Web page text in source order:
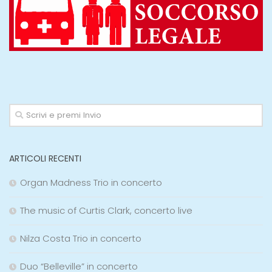
ARTICOLI RECENTI
Organ Madness Trio in concerto
The music of Curtis Clark, concerto live
Nilza Costa Trio in concerto
Duo “Belleville” in concerto